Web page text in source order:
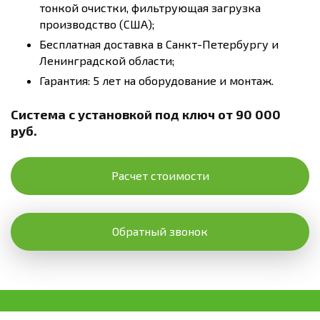
тонкой очистки, фильтрующая загрузка
производство (США);
Бесплатная доставка в Санкт-Петербургу и
Ленинградской области;
Гарантия: 5 лет на оборудование и монтаж.
Система с установкой под ключ от 90 000
руб.
Расчет стоимости
Обратный звонок